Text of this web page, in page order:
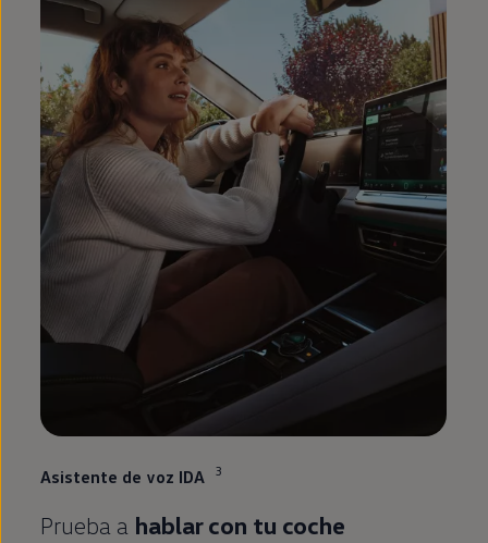
Asistente de voz IDA 3
Prueba a hablar con tu coche